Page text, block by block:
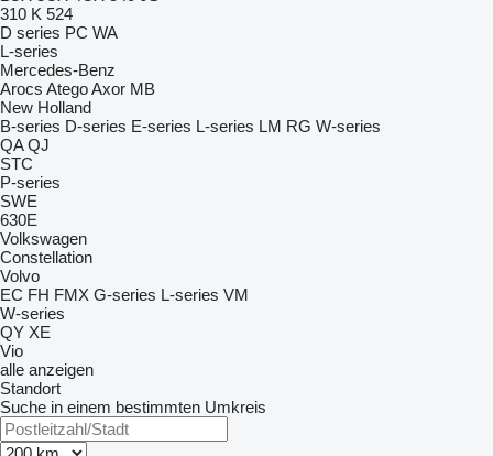
310 K 524
D series PC WA
L-series
Mercedes-Benz
Arocs AtegoAxor MB
New Holland
B-series D-series E-series L-series LM RG W-series
QA QJ
STC
P-series
SWE
630E
Volkswagen
Constellation
Volvo
EC FH FMX G-series L-series VM
W-series
QY XE
Vio
alle anzeigen
Standort
Suche in einem bestimmten Umkreis